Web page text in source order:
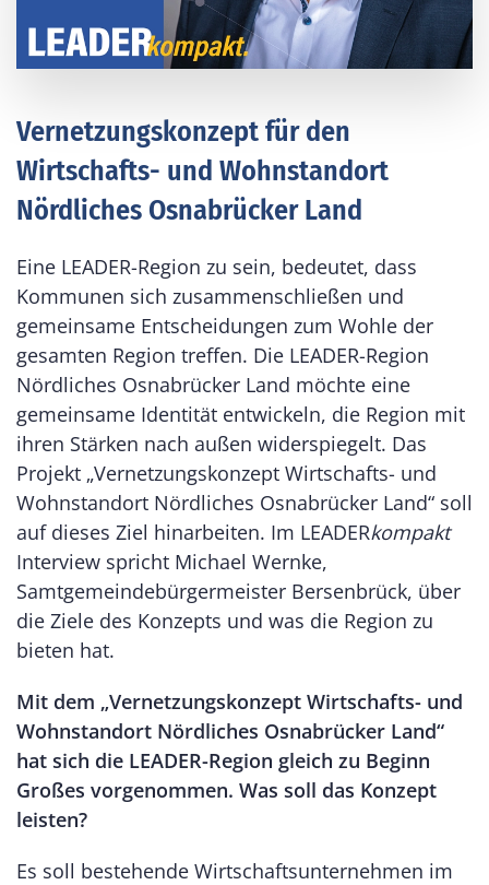
Vernetzungskonzept für den
Wirtschafts- und Wohnstandort
Nördliches Osnabrücker Land
Eine LEADER-Region zu sein, bedeutet, dass
Kommunen sich zusammenschließen und
gemeinsame Entscheidungen zum Wohle der
gesamten Region treffen. Die LEADER-Region
Nördliches Osnabrücker Land möchte eine
gemeinsame Identität entwickeln, die Region mit
ihren Stärken nach außen widerspiegelt. Das
Projekt „Vernetzungskonzept Wirtschafts- und
Wohnstandort Nördliches Osnabrücker Land“ soll
auf dieses Ziel hinarbeiten. Im LEADERkompakt
Interview spricht Michael Wernke,
Samtgemeindebürgermeister Bersenbrück, über
die Ziele des Konzepts und was die Region zu
bieten hat.
Mit dem „Vernetzungskonzept Wirtschafts- und
Wohnstandort Nördliches Osnabrücker Land“
hat sich die LEADER-Region gleich zu Beginn
Großes vorgenommen. Was soll das Konzept
leisten?
Es soll bestehende Wirtschaftsunternehmen im